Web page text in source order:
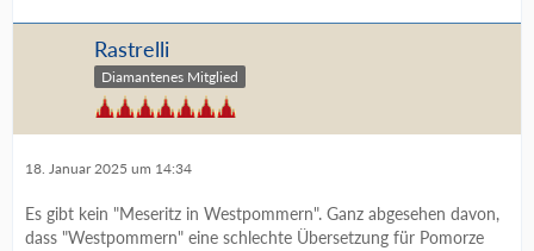
Rastrelli
Diamantenes Mitglied
18. Januar 2025 um 14:34
Es gibt kein "Meseritz in Westpommern". Ganz abgesehen davon,
dass "Westpommern" eine schlechte Übersetzung für Pomorze